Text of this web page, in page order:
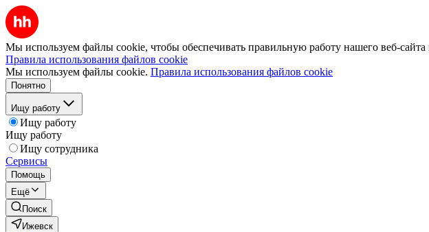
Мы используем файлы cookie, чтобы обеспечивать правильную работу нашего веб-сайта
Правила использования файлов cookie
Мы используем файлы cookie. Правила использования файлов cookie
Понятно
Ищу работу
Ищу работу
Ищу работу
Ищу сотрудника
Сервисы
Помощь
Ещё
Поиск
Ижевск